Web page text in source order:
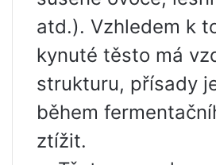
atd.). Vzhledem k
kynuté těsto má
strukturu, přísady
během
ztížit.